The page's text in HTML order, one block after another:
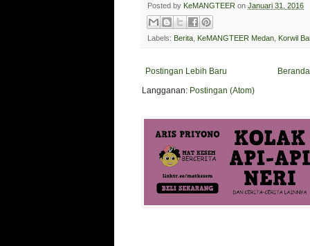
Posted by KeMANGTEER on Januari 31, 2016
Labels: Berita KeMANGTEER Medan Korwil
Postingan Lebih Baru
Beranda
Langganan: Postingan (Atom)